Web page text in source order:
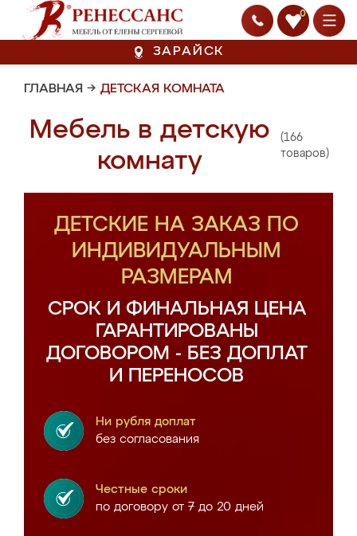
0
ЗАРАЙСК
ГЛАВНАЯ → ДЕТСКАЯ КОМНАТА
Мебель в детскую
комнату
(166
товаров)
ДЕТСКИЕ НА ЗАКАЗ ПО
ИНДИВИДУАЛЬНЫМ
РАЗМЕРАМ
СРОК И ФИНАЛЬНАЯ ЦЕНА
ГАРАНТИРОВАНЫ
ДОГОВОРОМ - БЕЗ ДОПЛАТ
И ПЕРЕНОСОВ
Ни рубля доплат
без согласования
Честные сроки
по договору от 7 до 20 дней